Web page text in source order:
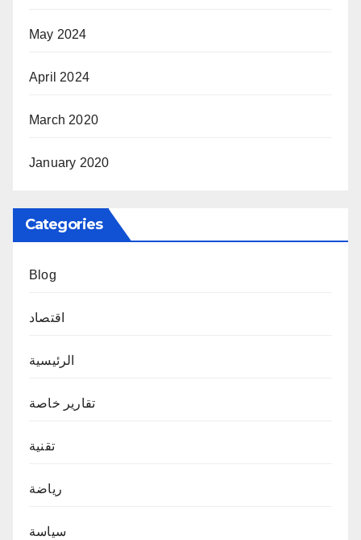
May 2024
April 2024
March 2020
January 2020
Categories
Blog
اقتصاد
الرئيسية
تقارير خاصة
تقنية
رياضة
سياسة